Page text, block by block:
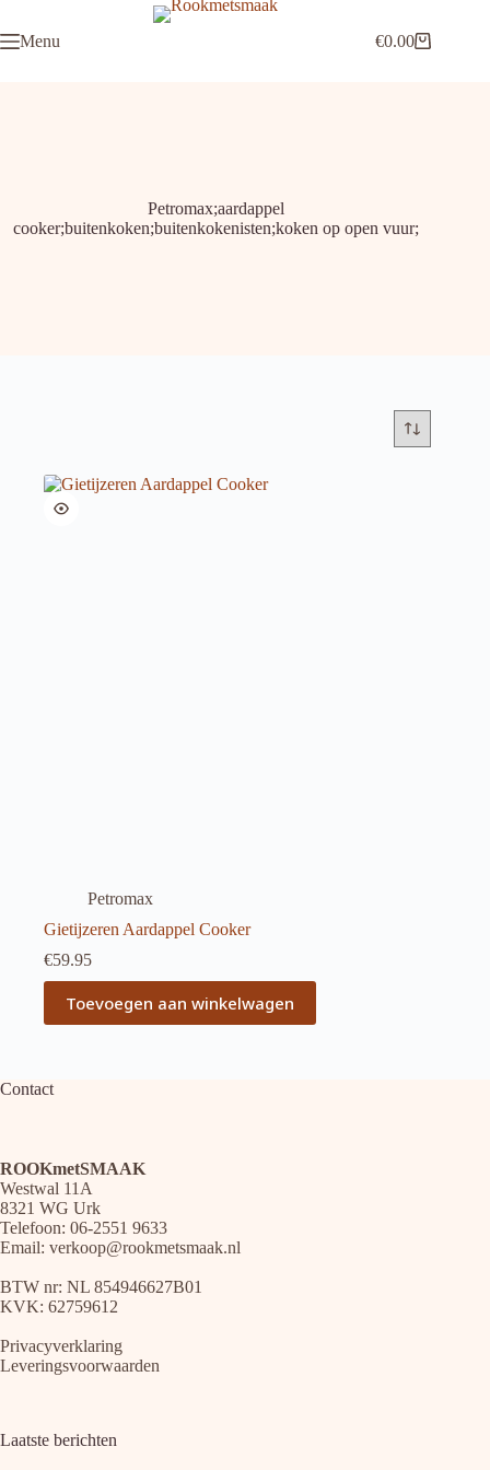
de Menu Winkelwagen
€0.00
Petromax;aardappel
cooker;buitenkoken;buitenkokenisten;koken op open vuur;
Petromax
Gietijzeren Aardappel Cooker
€59.95
Toevoegen aan winkelwagen
Contact
ROOKmetSMAAK
Westwal 11A
8321 WG Urk
Telefoon: 06-2551 9633
Email: verkoop@rookmetsmaak.nl
BTW nr: NL 854946627B01
KVK: 62759612
Privacyverklaring
Leveringsvoorwaarden
Laatste berichten